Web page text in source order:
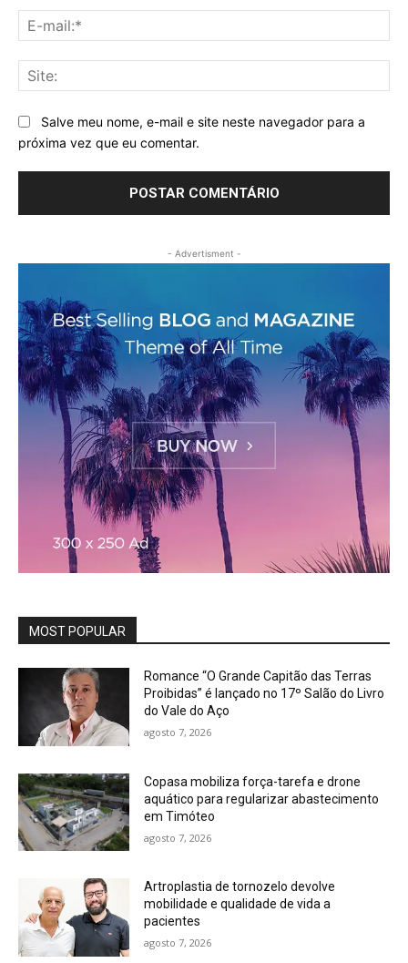
Salve meu nome, e-mail e site neste navegador para a
próxima vez que eu comentar.
- Advertisment -
MOST POPULAR
Romance “O Grande Capitão das Terras
Proibidas” é lançado no 17º Salão do Livro
do Vale do Aço
agosto 7, 2026
Copasa mobiliza força-tarefa e drone
aquático para regularizar abastecimento
em Timóteo
agosto 7, 2026
Artroplastia de tornozelo devolve
mobilidade e qualidade de vida a
pacientes
agosto 7, 2026